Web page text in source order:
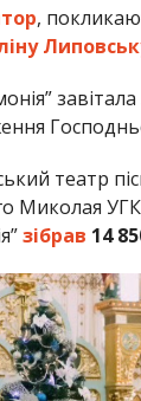
,
театр
Миколая
зібрав 14